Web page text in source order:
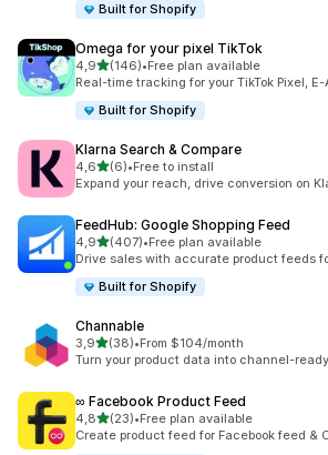
Built for Shopify
Omega for your pixel TikTok
4,9/ 5 tähteä
(146)
146 arvostelua yhteensä
•Free plan available
Real-time tracking for your TikTok Pixel, E-
Built for Shopify
Klarna Search & Compare
4,6/ 5 tähteä
(6)
6 arvostelua yhteensä
•Free to install
Expand your reach, drive conversion on
FeedHub: Google Shopping Feed
4,9/ 5 tähteä
(407)
407 arvostelua yhteensä
•Free plan available
Drive sales with accurate product feeds
Built for Shopify
Channable
3,9/ 5 tähteä
(38)
38 arvostelua yhteensä
•From $104/month
Turn your product data into channel-
∞ Facebook Product Feed
4,8/ 5 tähteä
(23)
23 arvostelua yhteensä
•Free plan available
Create product feed for Facebook feed &